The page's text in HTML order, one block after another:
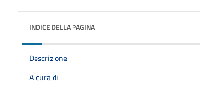
INDICE DELLA PAGINA
Descrizione
A cura di